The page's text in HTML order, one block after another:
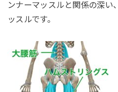
ンナーマッスルと関係の深い
ッスルです。